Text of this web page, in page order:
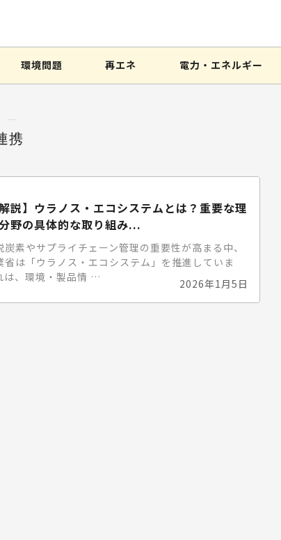
環境問題 再エネ 電力・エネルギー
―
携
解説】ウラノス・エコシステムとは？重要な理
野の具体的な取り組み...
2026年1月5日
炭素やサプライチェーン管理の重要性が高まる中、
省は「ウラノス・エコシステム」を推進していま
は、環境・製品情 …